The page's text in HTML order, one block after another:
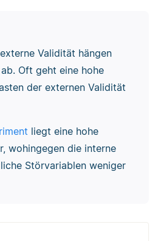
Validität hängen
Oft geht eine hohe
der externen Validität
liegt eine hohe
wohingegen die interne
Störvariablen weniger